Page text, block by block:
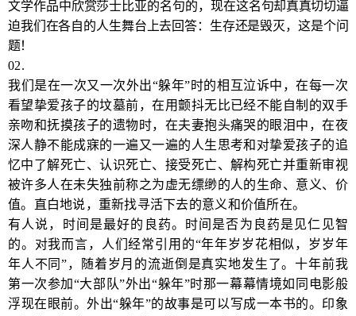
文学作品中欣赏莎士比亚的名句的，现在这名句却真真切切逼
迫我们在各自的人生舞台上去回答：生存还是毁灭，这是个问
题！
02.
我们是在一次又一次外出“躲年”时的相互泣诉中，在每一次
看望挚爱孩子的坟墓前，在用颤抖无比已经不能自制的双手
亲吻和抚摸孩子的遗物时，在夫妻抱头痛哭的眼泪中，在夜
深人静不能成寐的一遍又一遍的人生思考和对挚爱孩子的追
忆中了解死亡、认识死亡、接受死亡、解构死亡并重新审视
被许多人在未失独前称之为虚无缥缈的人的生命、意义、价
值。直白地说，重新找寻活下去的意义和价值所在。
有人说，时间是最好的良药。时间是否为良药是见仁见智
的。对我而言，人们经常引用的“年年岁岁花相似，岁岁年
年人不同”，随着岁月的流逝倒是真实地发生了。十年前我
第一次参加“大部队”外出“躲年”时那一幕幕情境如同电影般
浮现在眼前。外出“躲年”的故事是可以写成一本书的。印象